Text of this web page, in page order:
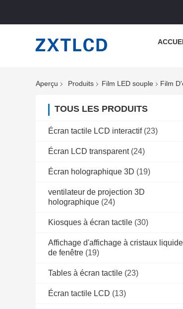
Aperçu Produits Film LED souple Film
TOUS LES PRODUITS
Écran tactile LCD interactif (23)
Écran LCD transparent (24)
Écran holographique 3D (19)
ventilateur de projection 3D
holographique (24)
Kiosques à écran tactile (30)
Affichage d'affichage à cristaux
de fenêtre (19)
Tables à écran tactile (23)
Écran tactile LCD (13)